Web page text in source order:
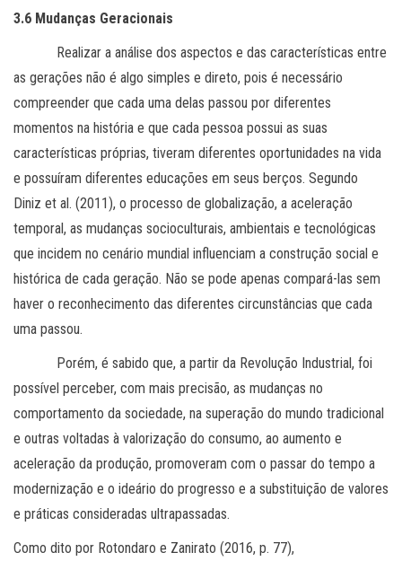
3.6 Mudanças Geracionais
Realizar a análise dos aspectos e das características entre
as gerações não é algo simples e direto, pois é necessário
compreender que cada uma delas passou por diferentes
momentos na história e que cada pessoa possui as suas
características próprias, tiveram diferentes oportunidades na vida
e possuíram diferentes educações em seus berços. Segundo
Diniz et al. (2011), o processo de globalização, a aceleração
temporal, as mudanças socioculturais, ambientais e tecnológicas
que incidem no cenário mundial influenciam a construção social e
histórica de cada geração. Não se pode apenas compará-las sem
haver o reconhecimento das diferentes circunstâncias que cada
uma passou.
Porém, é sabido que, a partir da Revolução Industrial, foi
possível perceber, com mais precisão, as mudanças no
comportamento da sociedade, na superação do mundo tradicional
e outras voltadas à valorização do consumo, ao aumento e
aceleração da produção, promoveram com o passar do tempo a
modernização e o ideário do progresso e a substituição de valores
e práticas consideradas ultrapassadas.
Como dito por Rotondaro e Zanirato (2016, p. 77),